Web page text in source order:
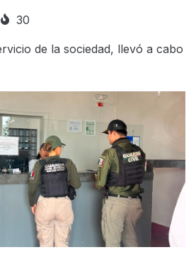
30
de la sociedad, llevó a cabo